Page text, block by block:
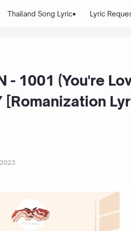
Thailand Song Lyric Lyric
- 1001 (You're
[Romanization